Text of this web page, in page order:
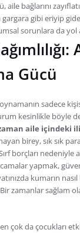
aile bağlarını
gargara gibi eriyip
sorunlara da yol
Gücü
sadece
kesinlikle böyle
zaman aile içindeki
birey, sık sık
borçları nedeniyle
yapmak,
kumarın
zamanlar sağlam
en çok da çocukları